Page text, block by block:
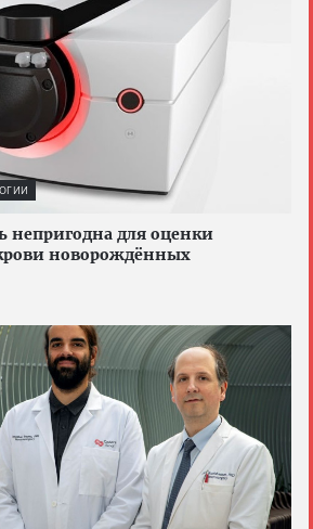
непригодна для оценки
новорождённых